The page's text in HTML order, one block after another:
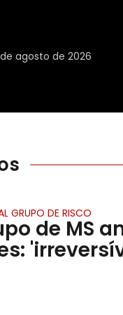
agosto de 2026
GRUPO DE RISCO
de MS